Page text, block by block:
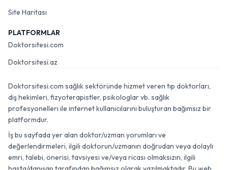
Site Haritası
PLATFORMLAR
Doktorsitesi.com
Doktorsitesi.az
Doktorsitesi.com sağlık sektöründe hizmet veren tıp doktorları,
diş hekimleri, fizyoterapistler, psikologlar vb. sağlık
profesyonelleri ile internet kullanıcılarını buluşturan bağımsız bir
platformdur.
İş bu sayfada yer alan doktor/uzman yorumları ve
değerlendirmeleri, ilgili doktorun/uzmanın doğrudan veya dolaylı
emri, talebi, önerisi, tavsiyesi ve/veya ricası olmaksızın, ilgili